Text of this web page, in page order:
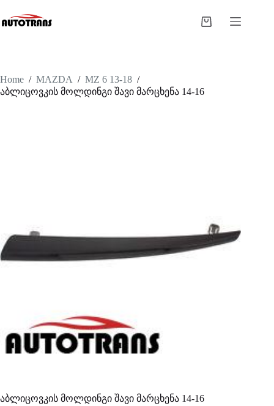
Home / MAZDA / MZ 6 13-18 /
აბლიცოვკის მოლდინგი შავი მარცხენა 14-16
აბლიცოვკის მოლდინგი შავი მარცხენა 14-16